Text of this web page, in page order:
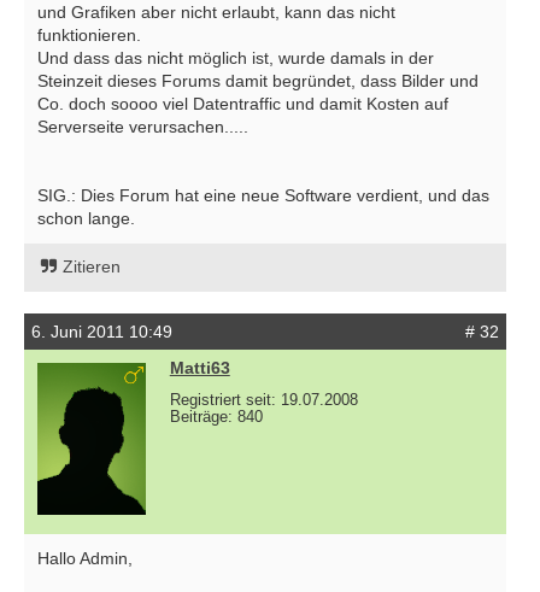
und Grafiken aber nicht erlaubt, kann das nicht
funktionieren.
Und dass das nicht möglich ist, wurde damals in der
Steinzeit dieses Forums damit begründet, dass Bilder und
Co. doch soooo viel Datentraffic und damit Kosten auf
Serverseite verursachen.....
SIG.: Dies Forum hat eine neue Software verdient, und das
schon lange.
Zitieren
6. Juni 2011 10:49
# 32
Matti63
Registriert seit: 19.07.2008
Beiträge: 840
Hallo Admin,